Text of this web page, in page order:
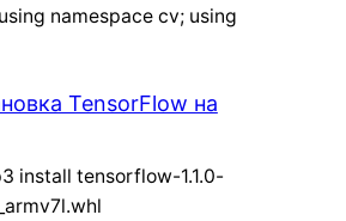
namespace cv; using
TensorFlow на
install tensorflow-1.1.0-